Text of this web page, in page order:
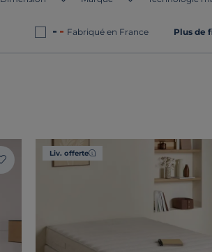
Fabriqué en France Plus de
Liv. offerte